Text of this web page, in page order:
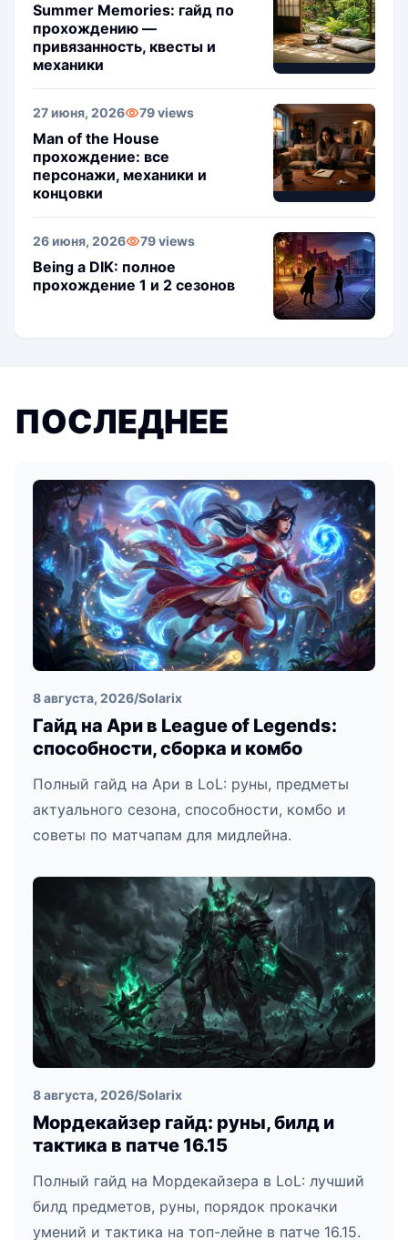
Summer Memories: гайд по
прохождению —
привязанность, квесты и
механики
27 июня, 2026 79 views
Man of the House
прохождение: все
персонажи, механики и
концовки
26 июня, 2026 79 views
Being a DIK: полное
прохождение 1 и 2 сезонов
ПОСЛЕДНЕЕ
8 августа, 2026/Solarix
Гайд на Ари в League of Legends:
способности, сборка и комбо
Полный гайд на Ари в LoL: руны, предметы
актуального сезона, способности, комбо и
советы по матчапам для мидлейна.
8 августа, 2026/Solarix
Мордекайзер гайд: руны, билд и
тактика в патче 16.15
Полный гайд на Мордекайзера в LoL: лучший
билд предметов, руны, порядок прокачки
умений и тактика на топ-лейне в патче 16.15.